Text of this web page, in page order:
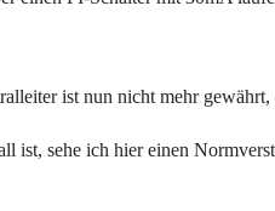
ist nun nicht mehr gewährt,
ist, sehe ich hier einen